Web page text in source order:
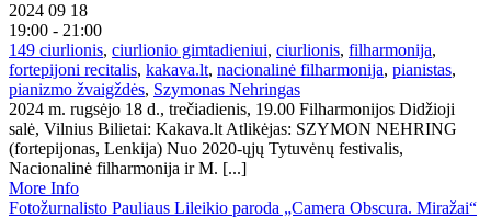
2024 09 18
19:00 - 21:00
149 ciurlionis, ciurlionio gimtadieniui, ciurlionis, filharmonija,
fortepijoni recitalis, kakava.lt, nacionalinė filharmonija, pianistas,
pianizmo žvaigždės, Szymonas Nehringas
2024 m. rugsėjo 18 d., trečiadienis, 19.00 Filharmonijos Didžioji
salė, Vilnius Bilietai: Kakava.lt Atlikėjas: SZYMON NEHRING
(fortepijonas, Lenkija) Nuo 2020-ųjų Tytuvėnų festivalis,
Nacionalinė filharmonija ir M. [...]
More Info
Fotožurnalisto Pauliaus Lileikio paroda „Camera Obscura. Miražai“